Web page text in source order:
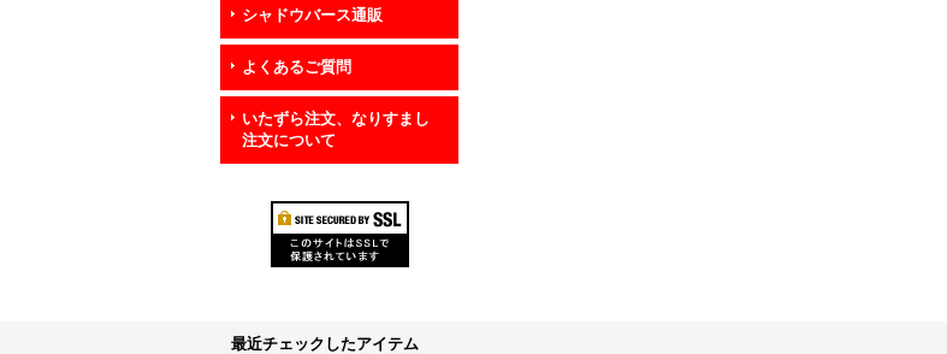
シャドウバース通販
よくあるご質問
いたずら注文、なりすまし
注文について
最近チェックしたアイテム